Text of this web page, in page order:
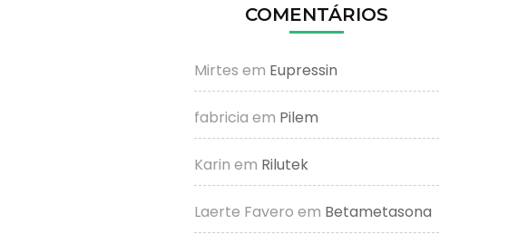
COMENTÁRIOS
Mirtes em Eupressin
fabricia em Pilem
Karin em Rilutek
Laerte Favero em Betametasona